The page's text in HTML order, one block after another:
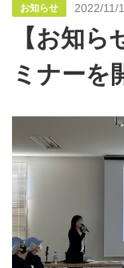
お知らせ 2022/11/
【お知
ミナーを